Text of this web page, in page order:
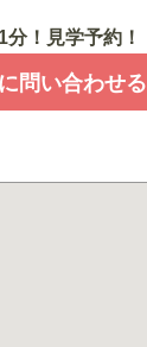
分！見学予約！
問い合わせる